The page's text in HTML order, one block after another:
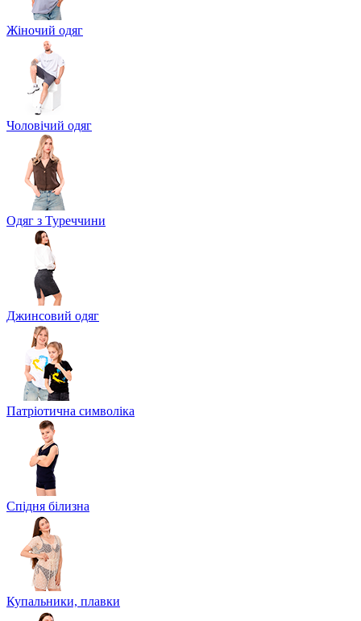
Жіночий одяг
Чоловічий одяг
Одяг з Туреччини
Джинсовий одяг
Патріотична символіка
Спідня білизна
Купальники, плавки